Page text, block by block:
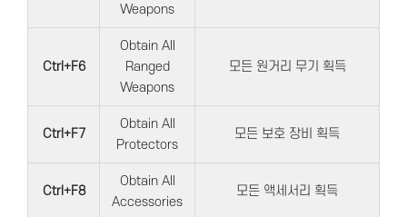
Weapons
Ctrl+F6
Obtain All
Ranged
Weapons
모든 원거리 무기 획득
Ctrl+F7
Obtain All
Protectors
모든 보호 장비 획득
Ctrl+F8
Obtain All
Accessories
모든 액세서리 획득